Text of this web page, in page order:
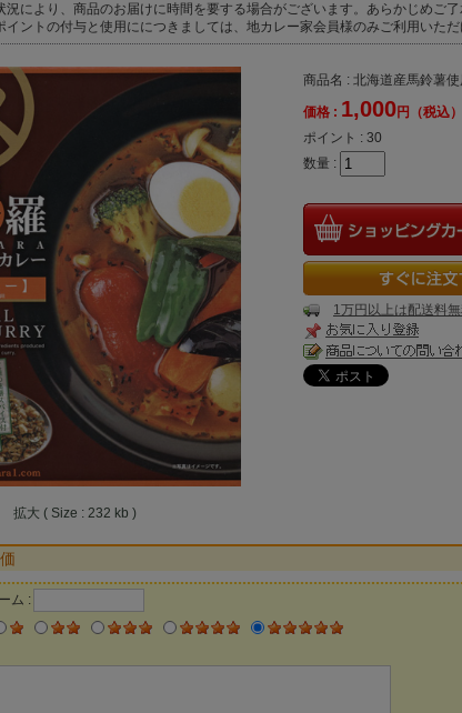
況により、商品のお届けに時間を要する場合がございます。あらかじめご
イントの付与と使用ににつきましては、地カレー家会員様のみご利用いた
拡大 ( Size : 232 kb )
商品名 : 北海道産馬鈴薯
価格 : 1,000円（税込）
ポイント : 30
数量 :
1万円以上は配送料
ム :